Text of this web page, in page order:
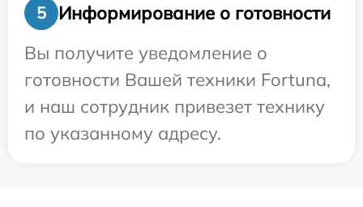
5
Информирование о готовности
Вы получите уведомление о
готовности Вашей техники Fortuna,
и наш сотрудник привезет технику
по указанному адресу.